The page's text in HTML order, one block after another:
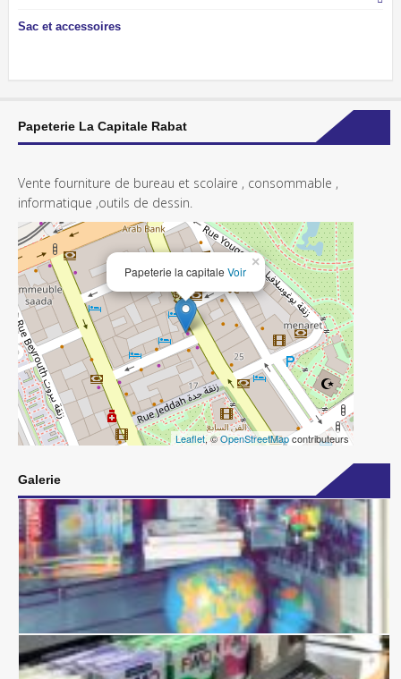
Sac et accessoires
Papeterie La Capitale Rabat
Vente fourniture de bureau et scolaire , consommable ,
informatique ,outils de dessin.
Papeterie la capitale Voir
×
Leaflet, ©OpenStreetMapcontributeurs
Galerie